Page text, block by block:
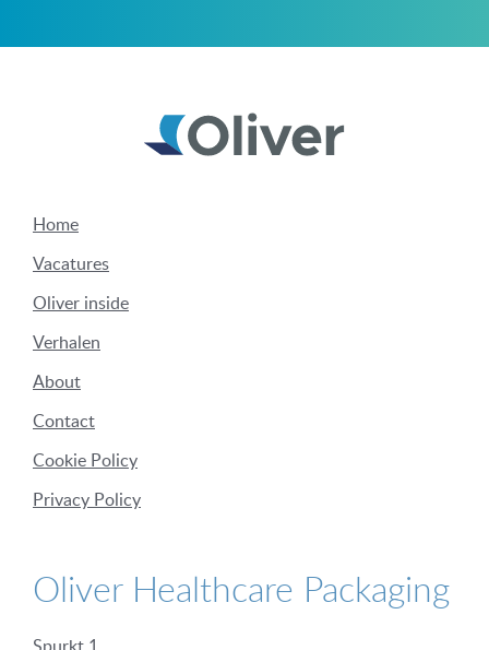
Home
Vacatures
Oliver inside
Verhalen
About
Contact
Cookie Policy
Privacy Policy
Oliver Healthcare Packaging